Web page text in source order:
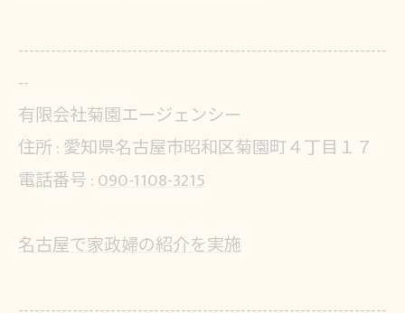
--------------------------------------------------------------------
--
有限会社菊園エージェンシー
住所 :愛知県名古屋市昭和区菊園町４丁目１７
電話番号 :090-1108-3215
名古屋で家政婦の紹介を実施